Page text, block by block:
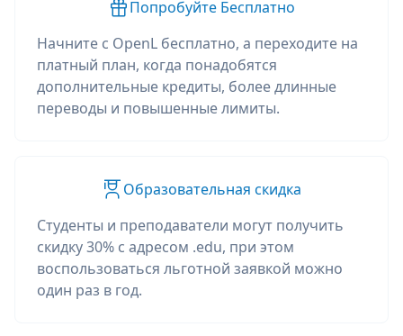
Попробуйте Бесплатно
Начните с OpenL бесплатно, а переходите на
платный план, когда понадобятся
дополнительные кредиты, более длинные
переводы и повышенные лимиты.
Образовательная скидка
Студенты и преподаватели могут получить
скидку 30% с адресом .edu, при этом
воспользоваться льготной заявкой можно
один раз в год.